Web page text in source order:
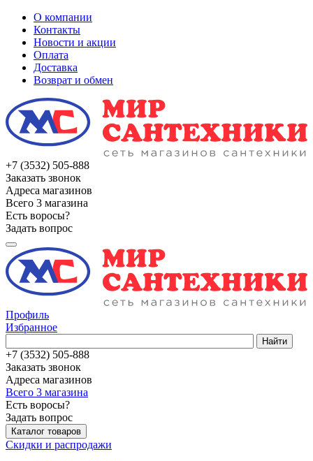
О компании
Контакты
Новости и акции
Оплата
Доставка
Возврат и обмен
+7 (3532) 505-888
Заказать звонок
Адреса магазинов
Всего 3 магазина
Есть воросы?
Задать вопрос
Профиль
Избранное
Найти
+7 (3532) 505-888
Заказать звонок
Адреса магазинов
Всего 3 магазина
Есть воросы?
Задать вопрос
Каталог товаров
Скидки и распродажи